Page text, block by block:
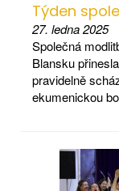
Týden
27. ledna 2025
Společná
Blansku
pravidelně
ekumenickou